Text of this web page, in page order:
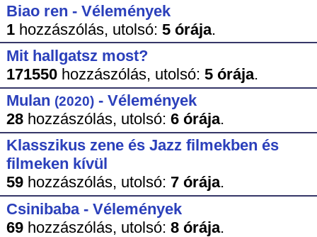
Biao ren - Vélemények
1hozzászólás, utolsó: 5 órája.
Mit hallgatsz most?
171550hozzászólás, utolsó: 5 órája.
Mulan (2020)- Vélemények
28hozzászólás, utolsó: 6 órája.
Klasszikus zene és Jazz filmekben és
filmeken kívül
59hozzászólás, utolsó: 7 órája.
Csinibaba - Vélemények
69hozzászólás, utolsó: 8 órája.